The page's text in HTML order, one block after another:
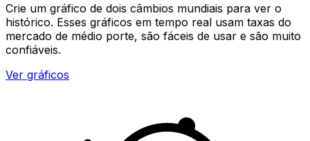
Crie um gráfico de dois câmbios mundiais para ver o
histórico. Esses gráficos em tempo real usam taxas do
mercado de médio porte, são fáceis de usar e são muito
confiáveis.
Ver gráficos